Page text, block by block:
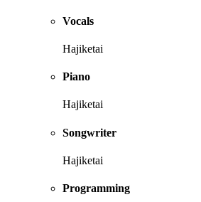
Vocals
Hajiketai
Piano
Hajiketai
Songwriter
Hajiketai
Programming